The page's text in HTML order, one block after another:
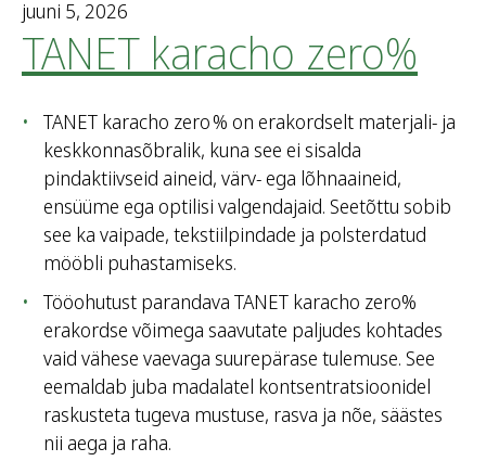
juuni 5, 2026
TANET karacho zero%
TANET karacho zero % on erakordselt materjali- ja
keskkonnasõbralik, kuna see ei sisalda
pindaktiivseid aineid, värv- ega lõhnaaineid,
ensüüme ega optilisi valgendajaid. Seetõttu sobib
see ka vaipade, tekstiilpindade ja polsterdatud
mööbli puhastamiseks.
Tööohutust parandava TANET karacho zero%
erakordse võimega saavutate paljudes kohtades
vaid vähese vaevaga suurepärase tulemuse. See
eemaldab juba madalatel kontsentratsioonidel
raskusteta tugeva mustuse, rasva ja nõe, säästes
nii aega ja raha.